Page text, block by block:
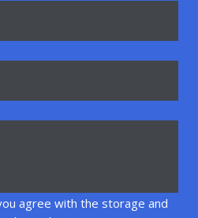
agree with the storage and